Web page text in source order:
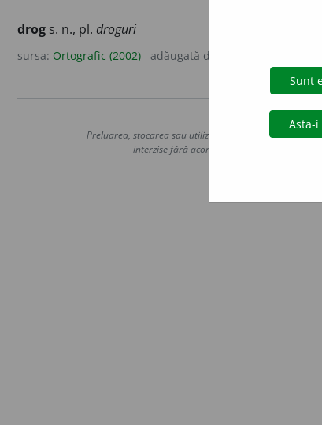
drog s. n., pl. droguri
sursa: Ortografic (2002) adăugată de
Copyright ©
Preluarea, stocarea sau utilizarea datelor de pe acest
interzise fără acordul nostru prealabil scris,